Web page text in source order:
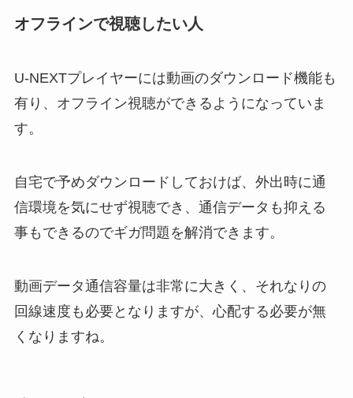
オフラインで視聴したい人
U-NEXTプレイヤーには動画のダウンロード機能も
有り、オフライン視聴ができるようになっていま
す。
自宅で予めダウンロードしておけば、外出時に通
信環境を気にせず視聴でき、通信データも抑える
事もできるのでギガ問題を解消できます。
動画データ通信容量は非常に大きく、それなりの
回線速度も必要となりますが、心配する必要が無
くなりますね。